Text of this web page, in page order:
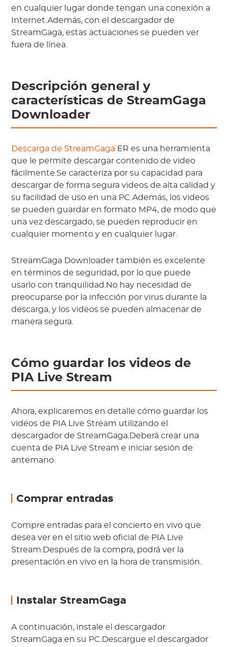
en cualquier lugar donde tengan una conexión a
Internet.Además, con el descargador de
StreamGaga, estas actuaciones se pueden ver
fuera de línea.
Descripción general y
características de StreamGaga
Downloader
Descarga de StreamGaga ER es una herramienta
que le permite descargar contenido de video
fácilmente.Se caracteriza por su capacidad para
descargar de forma segura videos de alta calidad y
su facilidad de uso en una PC.Además, los videos
se pueden guardar en formato MP4, de modo que
una vez descargado, se pueden reproducir en
cualquier momento y en cualquier lugar.
StreamGaga Downloader también es excelente
en términos de seguridad, por lo que puede
usarlo con tranquilidad.No hay necesidad de
preocuparse por la infección por virus durante la
descarga, y los videos se pueden almacenar de
manera segura.
Cómo guardar los videos de
PIA Live Stream
Ahora, explicaremos en detalle cómo guardar los
videos de PIA Live Stream utilizando el
descargador de StreamGaga.Deberá crear una
cuenta de PIA Live Stream e iniciar sesión de
antemano.
Comprar entradas
Compre entradas para el concierto en vivo que
desea ver en el sitio web oficial de PIA Live
Stream.Después de la compra, podrá ver la
presentación en vivo en la hora de transmisión.
Instalar StreamGaga
A continuación, instale el descargador
StreamGaga en su PC.Descargue el descargador